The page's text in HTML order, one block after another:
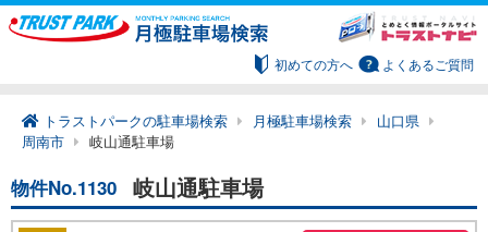
初めての方へ よくあるご質問
トラストパークの駐車場検索 月極駐車場検索
山口県
周南市
岐山通駐車場
物件No.1130 岐山通駐車場